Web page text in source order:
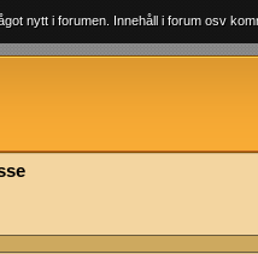
nytt i forumen. Innehåll i forum osv